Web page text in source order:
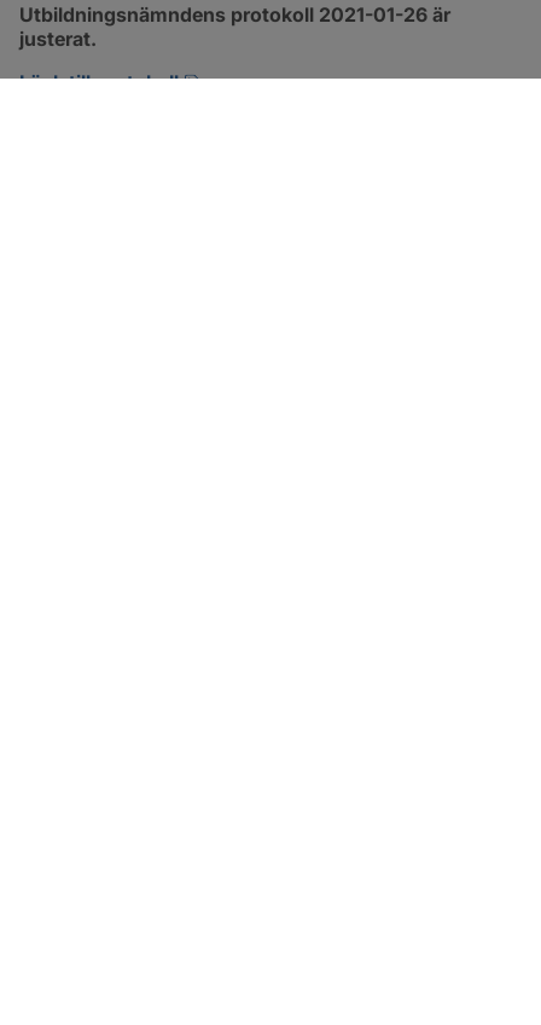
Utbildningsnämndens protokoll 2021-01-26 är
justerat.
Länk till protokoll
pdf, 229.9 kB, öppnas i nytt fönster.